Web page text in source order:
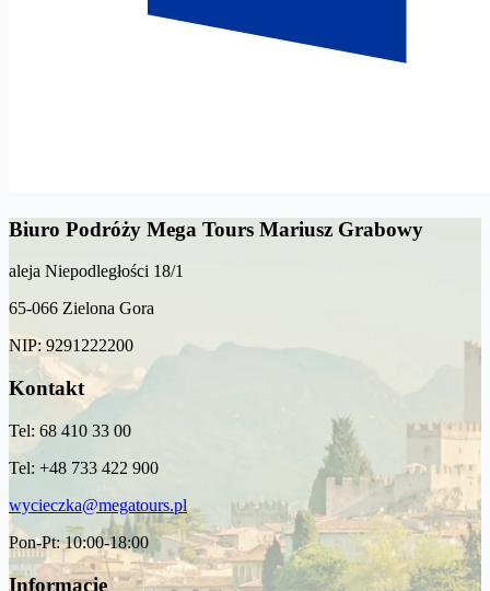
Biuro Podróży Mega Tours Mariusz Grabowy
aleja Niepodległości 18/1
65-066 Zielona Gora
NIP: 9291222200
Kontakt
Tel: 68 410 33 00
Tel: +48 733 422 900
wycieczka@megatours.pl
Pon-Pt: 10:00-18:00
Informacje